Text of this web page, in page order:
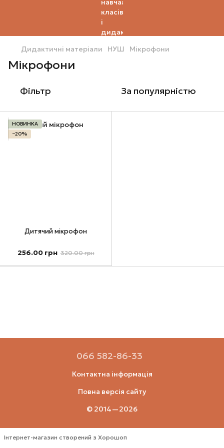
Дидактичні матеріали НУШ Мікрофони
Мікрофони
Фільтр За популярністю
НОВИНКА
−20%
Дитячий мікрофон
256.00 грн 320.00 грн
066 582-86-33
Контактна інформація
Повна версія сайту
© 2014—2026
Інтернет-магазин створений з Хорошоп